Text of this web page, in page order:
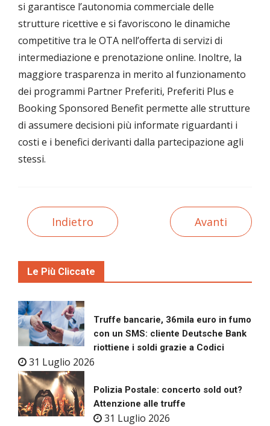
si garantisce l’autonomia commerciale delle
strutture ricettive e si favoriscono le dinamiche
competitive tra le OTA nell’offerta di servizi di
intermediazione e prenotazione online. Inoltre, la
maggiore trasparenza in merito al funzionamento
dei programmi Partner Preferiti, Preferiti Plus e
Booking Sponsored Benefit permette alle strutture
di assumere decisioni più informate riguardanti i
costi e i benefici derivanti dalla partecipazione agli
stessi.
Indietro Avanti
Le Più Cliccate
Truffe bancarie, 36mila euro in fumo
con un SMS: cliente Deutsche Bank
riottiene i soldi grazie a Codici
31 Luglio 2026
Polizia Postale: concerto sold out?
Attenzione alle truffe
31 Luglio 2026